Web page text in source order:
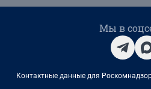
Мы в
Контактные данные для